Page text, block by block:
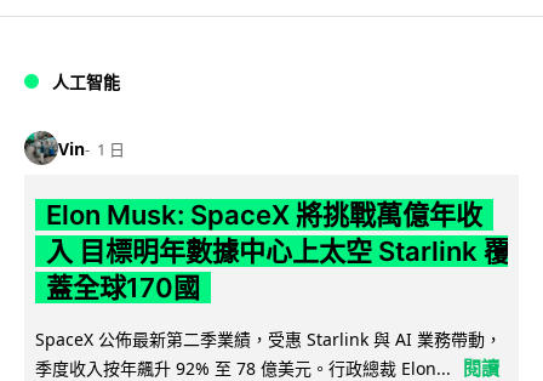
人工智能
Vin 1 日
Elon Musk: SpaceX 將挑戰萬億年收
入 目標明年數據中心上太空 Starlink 覆
蓋全球170國
SpaceX 公佈最新第二季業績，受惠 Starlink 與 AI 業務帶動，
季度收入按年飆升 92% 至 78 億美元。行政總裁 Elon...
閱讀